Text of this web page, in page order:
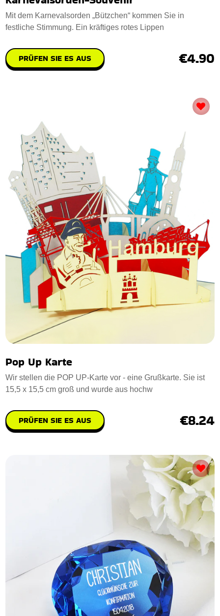
Mit dem Karnevalsorden „Bützchen“ kommen Sie in
festliche Stimmung. Ein kräftiges rotes Lippen
PRÜFEN SIE ES AUS €4.90
Pop Up Karte
Wir stellen die POP UP-Karte vor - eine Grußkarte. Sie ist
15,5 x 15,5 cm groß und wurde aus hochw
PRÜFEN SIE ES AUS €8.24